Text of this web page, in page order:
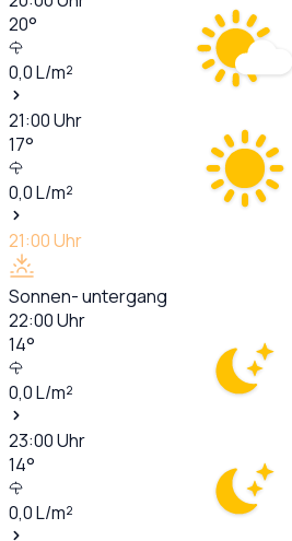
20°
0,0L/m²
21:00Uhr
17°
0,0L/m²
21:00Uhr
Sonnen- untergang
22:00Uhr
14°
0,0L/m²
23:00Uhr
14°
0,0L/m²